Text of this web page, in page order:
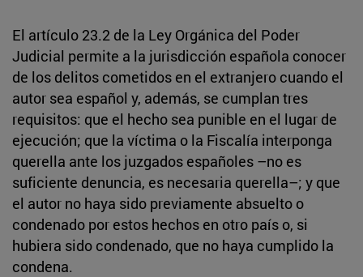
El artículo 23.2 de la Ley Orgánica del Poder
Judicial permite a la jurisdicción española conocer
de los delitos cometidos en el extranjero cuando el
autor sea español y, además, se cumplan tres
requisitos: que el hecho sea punible en el lugar de
ejecución; que la víctima o la Fiscalía interponga
querella ante los juzgados españoles –no es
suficiente denuncia, es necesaria querella–; y que
el autor no haya sido previamente absuelto o
condenado por estos hechos en otro país o, si
hubiera sido condenado, que no haya cumplido la
condena.